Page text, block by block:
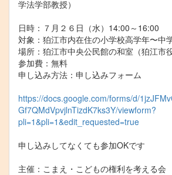
学法学部教授）
日時：７月２６日（水）14:00～16:00
対象：狛江市内在住の小学校高学年〜中
場所：狛江市中央公民館の和室（狛江市
参加費：無料
申し込み方法：申し込みフォーム
https://docs.google.com/forms/d/
Gf7QMdVpvjlnTizdK7ks3Y/viewform?
pli=1&pli=1&edit_requested=true
申し込みしてなくても参加OKです
主催：こまえ・こどもの権利を考える会